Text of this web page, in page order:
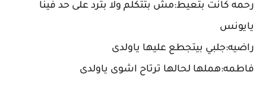
رحمه كانت بتعيط:مش بتتكلم ولا بترد على حد فينا
يايونس
راضيه:جلبي بيتجطع عليها ياولدى
فاطمه:هملها لحالها ترتاح اشوى ياولدى